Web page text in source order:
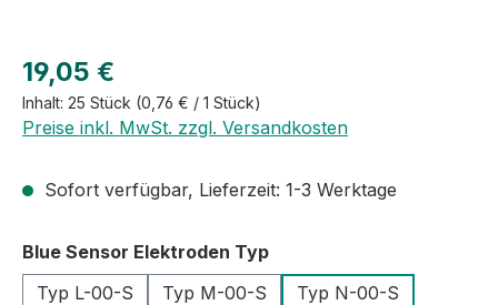
Regulärer Preis:
19,05 €
Inhalt: 25 Stück (0,76 € / 1 Stück)
Preise inkl. MwSt. zzgl. Versandkosten
Sofort verfügbar, Lieferzeit: 1-3 Werktage
Blue Sensor Elektroden Typauswählen
Typ L-00-S
Typ M-00-S
Typ N-00-S